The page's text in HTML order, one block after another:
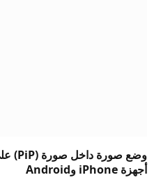
أجهزة iPhone وAndroid